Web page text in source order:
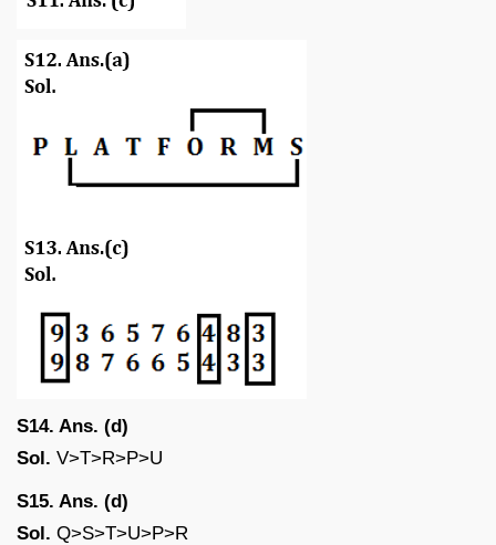
S14. Ans. (d)
Sol. V>T>R>P>U
S15. Ans. (d)
Sol. Q>S>T>U>P>R